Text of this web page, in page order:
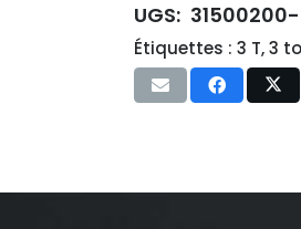
UGS:
Étiquettes : 3 T,3